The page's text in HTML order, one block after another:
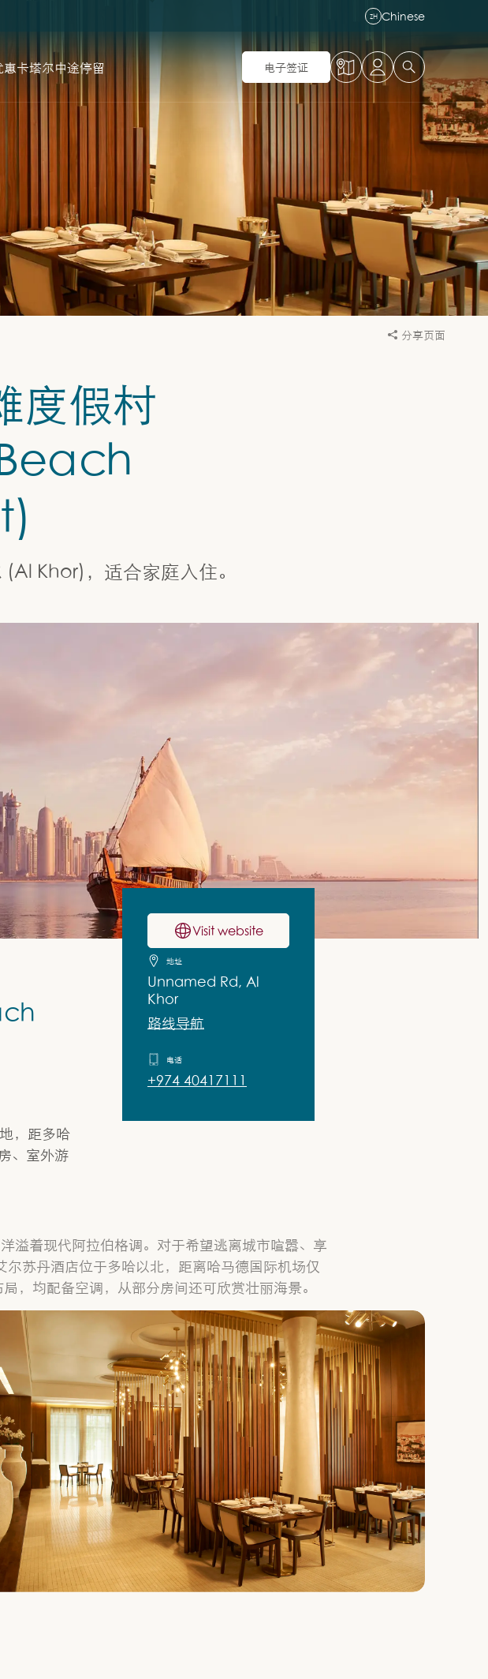
ZH Chinese
惠卡塔尔中途停留 电子签证
分享页面
度假村
Khor)，适合家庭入住。
，距多哈
、室外游
Visit website
地址
Unnamed Rd, Al
Khor
路线导航
电话
+974 40417111
溢着现代阿拉伯格调。对于希望逃离城市喧嚣、享
苏丹酒店位于多哈以北，距离哈马德国际机场仅
，均配备空调，从部分房间还可欣赏壮丽海景。